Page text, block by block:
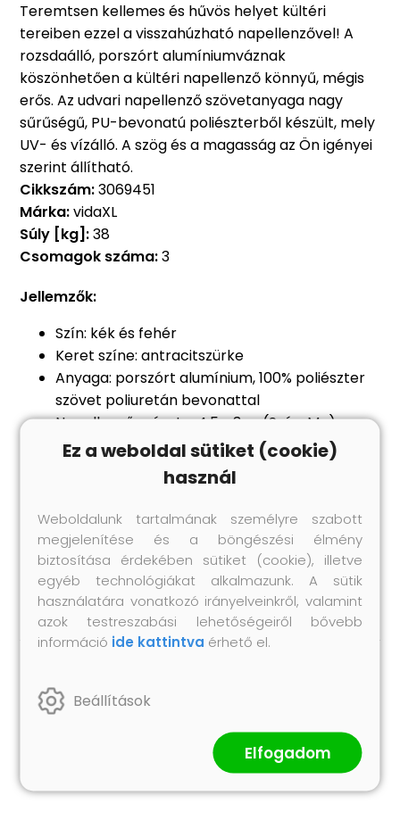
Teremtsen kellemes és hűvös helyet kültéri
tereiben ezzel a visszahúzható napellenzővel! A
rozsdaálló, porszórt alumíniumváznak
köszönhetően a kültéri napellenző könnyű, mégis
erős. Az udvari napellenző szövetanyaga nagy
sűrűségű, PU-bevonatú poliészterből készült, mely
UV- és vízálló. A szög és a magasság az Ön igényei
szerint állítható.
Cikkszám:3069451
Márka:vidaXL
Súly [kg]:38
Csomagok száma:3
Jellemzők:
Szín: kék és fehér
Keret színe: antracitszürke
Anyaga: porszórt alumínium, 100% poliészter
szövet poliuretán bevonattal
Napellenző mérete: 4,5 x 3 m (Szé x Ma)
Redőny mérete: 4,5 x 1,2 m (Szé x Ma)
Tápfeszültség: 230V~ , 0,95A; 50/60Hz
Teljesítmény: 226 W
Nyomaték: 40 Nm
Sebesség: 13 fordulat/perc
LED feszültség: 12 V
Összeszerelést igényel: igen
Hasonló termékek
Ez a weboldal sütiket (cookie)
használ
Weboldalunk tartalmának személyre szabott
megjelenítése és a böngészési élmény
biztosítása érdekében sütiket (cookie), illetve
egyéb technológiákat alkalmazunk. A sütik
használatára vonatkozó irányelveinkről, valamint
azok testreszabási lehetőségeiről bővebb
információ ide kattintva érhető el.
Beállítások
Elfogadom